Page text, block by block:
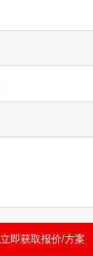
立即获取报价/方案